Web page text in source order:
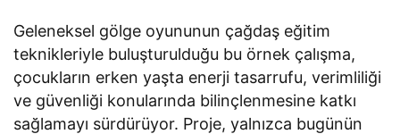
Geleneksel gölge oyununun çağdaş eğitim
teknikleriyle buluşturulduğu bu örnek çalışma,
çocukların erken yaşta enerji tasarrufu, verimliliği
ve güvenliği konularında bilinçlenmesine katkı
sağlamayı sürdürüyor. Proje, yalnızca bugünün